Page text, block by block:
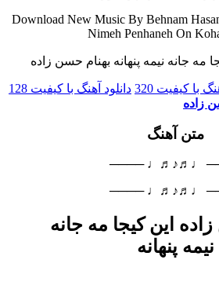
Download New Music By Behnam
Nimeh Penhaneh On
با کیفیت 320
دانلود آهنگ با کیفیت 128
زاده
متن آهنگ
──── ♩♬♪♬♩
──── ♩♬♪♬♩
این کیجا مه جانه
نیمه پنهانه